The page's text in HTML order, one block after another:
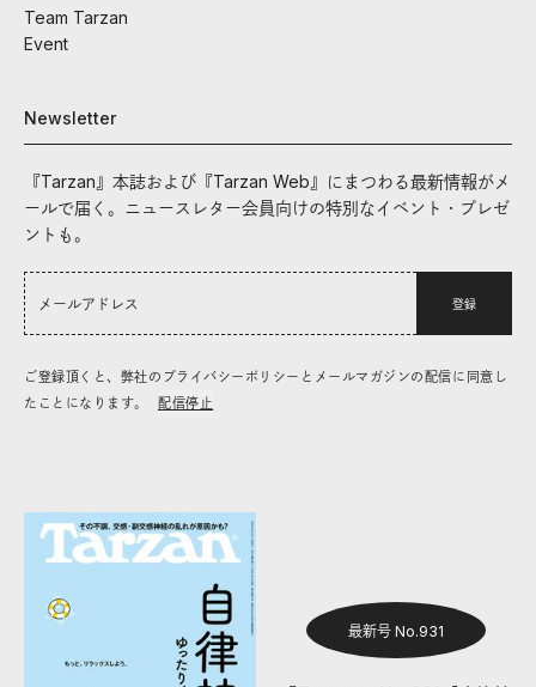
Team Tarzan
Event
Newsletter
『Tarzan』本誌および『Tarzan Web』にまつわる最新情報がメ
ールで届く。ニュースレター会員向けの特別なイベント・プレゼ
ントも。
登録
ご登録頂くと、弊社のプライバシーポリシーとメールマガジンの配信に同意し
たことになります。
配信停止
最新号 No.931